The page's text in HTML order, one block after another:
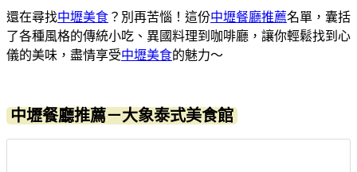
還在尋找中壢美食 ？別再苦惱！這份中壢餐廳推薦名單，囊括
了各種風格的傳統小吃、異國料理到咖啡廳，讓你輕鬆找到心
儀的美味，盡情享受中壢美食的魅力～
中壢餐廳推薦－大象泰式美食館